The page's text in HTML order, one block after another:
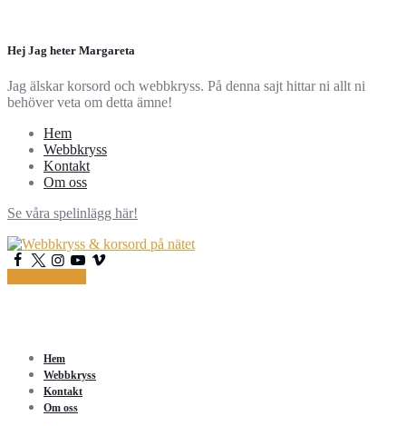
Hej Jag heter Margareta
Jag älskar korsord och webbkryss. På denna sajt hittar ni allt ni
behöver veta om detta ämne!
Hem
Webbkryss
Kontakt
Om oss
Se våra spelinlägg här!
Hem
Webbkryss
Kontakt
Om oss